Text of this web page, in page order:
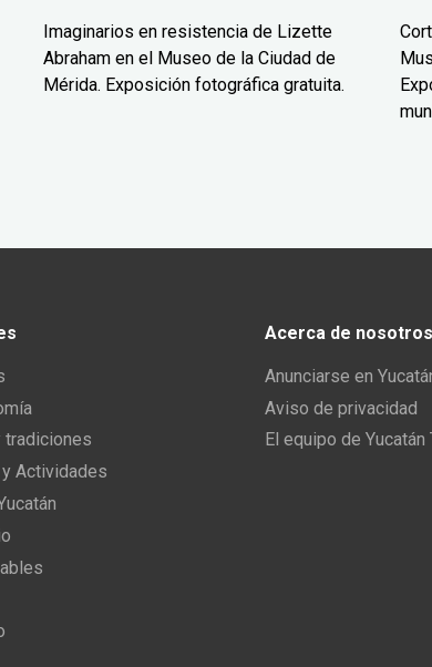
Imaginarios en resistencia de Lizette
Abraham en el Museo de la Ciudad de
Mérida. Exposición fotográfica gratuita.
tradiciones
Actividades
Acerca de nosotros
Anunciarse en
Aviso de privacidad
El equipo de Yucatán